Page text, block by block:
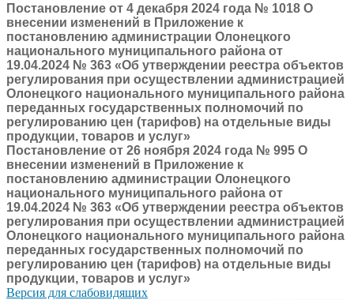
Постановление от 4 декабря 2024 года № 1018 О
внесении изменений в Приложение к
постановлению администрации Олонецкого
национального муниципального района от
19.04.2024 № 363 «Об утверждении реестра объектов
регулирования при осуществлении администрацией
Олонецкого национального муниципального района
переданных государственных полномочий по
регулированию цен (тарифов) на отдельные виды
продукции, товаров и услуг»
Постановление от 26 ноября 2024 года № 995 О
внесении изменений в Приложение к
постановлению администрации Олонецкого
национального муниципального района от
19.04.2024 № 363 «Об утверждении реестра объектов
регулирования при осуществлении администрацией
Олонецкого национального муниципального района
переданных государственных полномочий по
регулированию цен (тарифов) на отдельные виды
продукции, товаров и услуг»
Версия для слабовидящих